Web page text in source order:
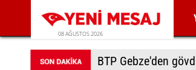
08 AĞUSTOS 2026
BTP Gebze'den